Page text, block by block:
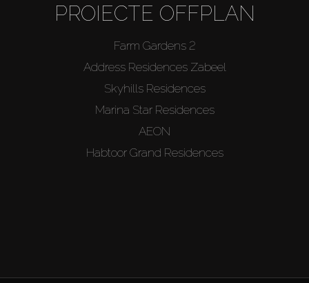
PROIECTE OFFPLAN
Farm Gardens 2
Address Residences Zabeel
Skyhills Residences
Marina Star Residences
AEON
Habtoor Grand Residences